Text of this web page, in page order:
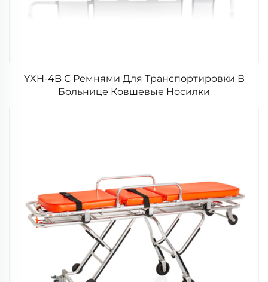
YXH-4B С Ремнями Для Транспортировки В
Больнице Ковшевые Носилки